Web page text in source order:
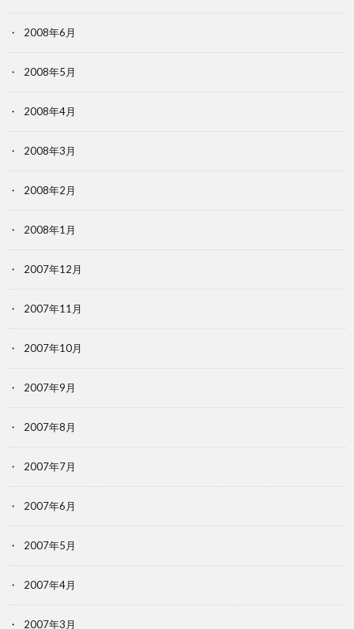
2008年6月
2008年5月
2008年4月
2008年3月
2008年2月
2008年1月
2007年12月
2007年11月
2007年10月
2007年9月
2007年8月
2007年7月
2007年6月
2007年5月
2007年4月
2007年3月